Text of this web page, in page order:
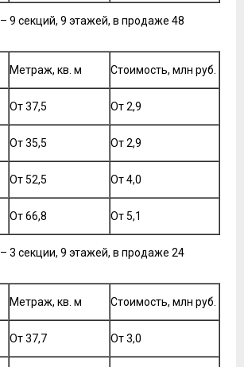
– 9 секций, 9 этажей, в продаже 48
Метраж, кв. м Стоимость, млн руб.
От 37,5 От 2,9
От 35,5 От 2,9
От 52,5 От 4,0
От 66,8 От 5,1
– 3 секции, 9 этажей, в продаже 24
Метраж, кв. м Стоимость, млн руб.
От 37,7 От 3,0